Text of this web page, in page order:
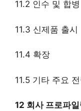
11.2 인수 및 합병
11.3 신제품 출시
11.4 확장
11.5 기타 주요
12 회사 프로파일